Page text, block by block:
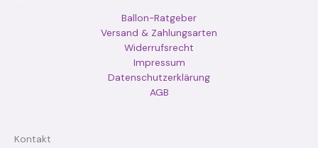
Ballon-Ratgeber
Versand & Zahlungsarten
Widerrufsrecht
Impressum
Datenschutzerklärung
AGB
Kontakt